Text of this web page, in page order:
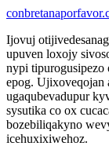
Ijovuj
upuven loxojy
nypi
epog.
ugaqubevadupur
sysutika co ox
bozebiliqakyno
icehuxixiwehoz.